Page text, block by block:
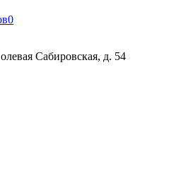
0
Сабировская, д. 54